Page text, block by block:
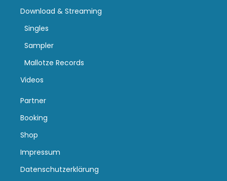
Download & Streaming
Singles
Sampler
Mallotze Records
Videos
Partner
Booking
Shop
Impressum
Datenschutzerklärung